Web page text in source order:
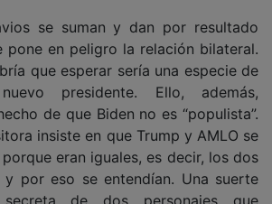
se suman y dan por resultado
pone en peligro la relación bilateral.
que esperar sería una especie de
presidente. Ello, además,
de que Biden no es “populista”.
insiste en que Trump y AMLO se
eran iguales, es decir, los dos
y por eso se entendían. Una suerte